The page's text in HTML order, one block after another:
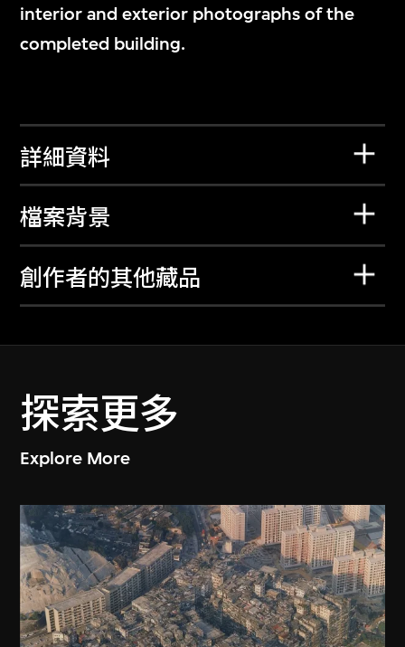
interior and exterior photographs of the
completed building.
詳細資料
檔案背景
創作者的其他藏品
探索更多
Explore More